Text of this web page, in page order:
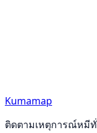
Kumamap
ติดตามเหตุการณ์หมี